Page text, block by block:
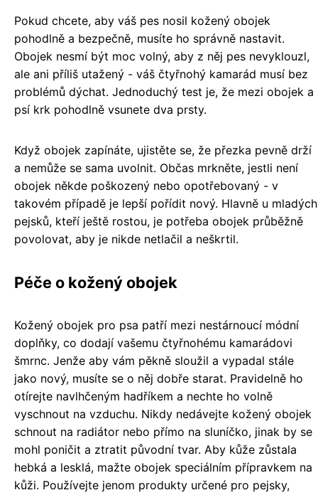
Pokud chcete, aby váš pes nosil kožený obojek
pohodlně a bezpečně, musíte ho správně nastavit.
Obojek nesmí být moc volný, aby z něj pes nevyklouzl,
ale ani příliš utažený - váš čtyřnohý kamarád musí bez
problémů dýchat. Jednoduchý test je, že mezi obojek a
psí krk pohodlně vsunete dva prsty.
Když obojek zapínáte, ujistěte se, že přezka pevně drží
a nemůže se sama uvolnit. Občas mrkněte, jestli není
obojek někde poškozený nebo opotřebovaný - v
takovém případě je lepší pořídit nový. Hlavně u mladých
pejsků, kteří ještě rostou, je potřeba obojek průběžně
povolovat, aby je nikde netlačil a neškrtil.
Péče o kožený obojek
Kožený obojek pro psa patří mezi nestárnoucí módní
doplňky, co dodají vašemu čtyřnohému kamarádovi
šmrnc. Jenže aby vám pěkně sloužil a vypadal stále
jako nový, musíte se o něj dobře starat. Pravidelně ho
otírejte navlhčeným hadříkem a nechte ho volně
vyschnout na vzduchu. Nikdy nedávejte kožený obojek
schnout na radiátor nebo přímo na sluníčko, jinak by se
mohl poničit a ztratit původní tvar. Aby kůže zůstala
hebká a lesklá, mažte obojek speciálním přípravkem na
kůži. Používejte jenom produkty určené pro pejsky,